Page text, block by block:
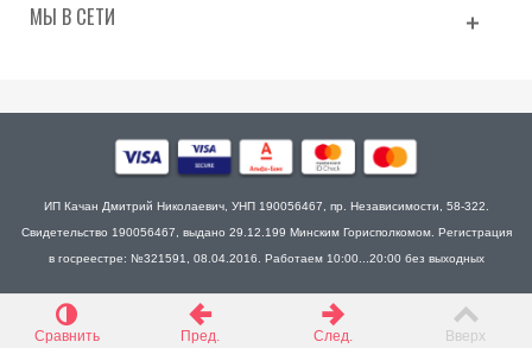
МЫ В СЕТИ
ИП Качан Дмитрий Николаевич, УНП 190056467, пр. Независимости, 58-322.
Свидетельство 190056467, выдано 29.12.199 Минским Горисполкомом. Регистрация
в госреестре: №321591, 08.04.2016. Работаем 10:00...20:00 без выходных
Сравнить Пред. След. Вверх